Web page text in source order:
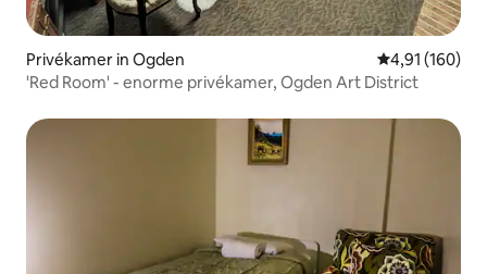
Privékamer in Ogden Gemiddelde
4,91 (160)
'Red Room' - enorme privékamer, Ogden Art District